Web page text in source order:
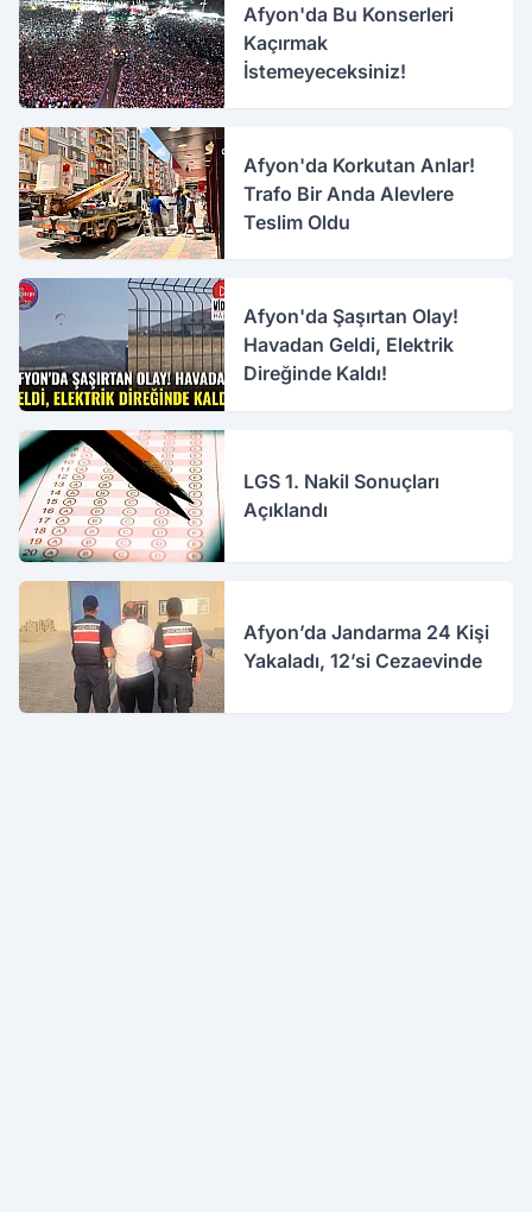
Afyon'da Bu Konserleri
Kaçırmak
İstemeyeceksiniz!
Afyon'da Korkutan Anlar!
Trafo Bir Anda Alevlere
Teslim Oldu
Afyon'da Şaşırtan Olay!
Havadan Geldi, Elektrik
Direğinde Kaldı!
LGS 1. Nakil Sonuçları
Açıklandı
Afyon’da Jandarma 24 Kişi
Yakaladı, 12’si Cezaevinde